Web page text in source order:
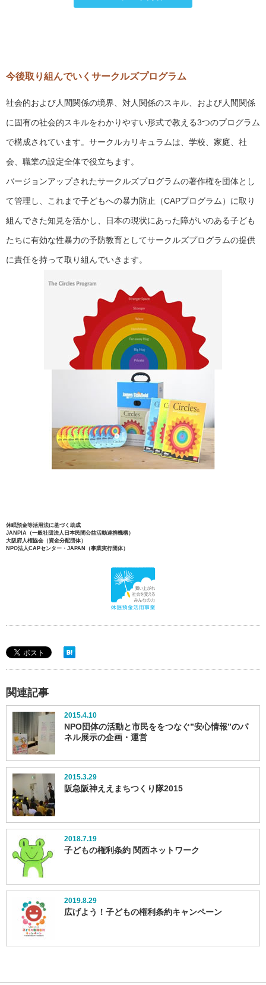
今後取り組んでいくサークルズプログラム
社会的および人間関係の境界、対人関係のスキル、および人間関係
に固有の社会的スキルをわかりやすい形式で教える3つのプログラム
で構成されています。サークルカリキュラムは、学校、家庭、社
会、職業の設定全体で役立ちます。
バージョンアップされたサークルズプログラムの著作権を団体とし
て管理し、これまで子どもへの暴力防止（CAPプログラム）に取り
組んできた知見を活かし、日本の現状にあった障がいのある子ども
たちに有効な性暴力の予防教育としてサークルズプログラムの提供
に責任を持って取り組んでいきます。
休眠預金等活用法に基づく助成
JANPIA（一般社団法人日本民間公益活動連携機構）
大阪府人権協会（資金分配団体）
NPO法人CAPセンター・JAPAN（事業実行団体）
関連記事
2015.4.10
NPO団体の活動と市民ををつなぐ”安心情報”のパ
ネル展示の企画・運営
2015.3.29
阪急阪神ええまちつくり隊2015
2018.7.19
子どもの権利条約 関西ネットワーク
2019.8.29
広げよう！子どもの権利条約キャンペーン